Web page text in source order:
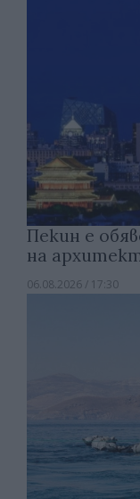
Пекин е
на
06.08.2026 / 17:30